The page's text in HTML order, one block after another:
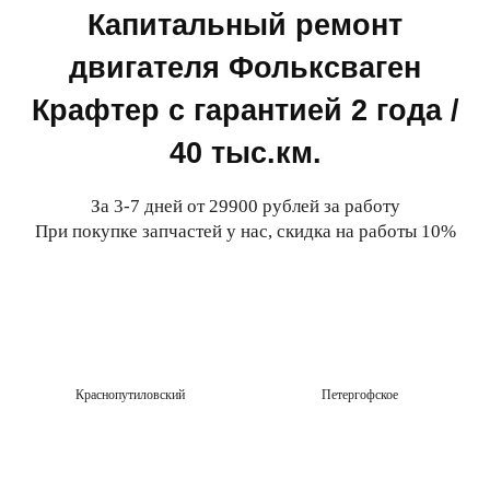
Капитальный ремонт
двигателя Фольксваген
Крафтер с гарантией 2 года /
40 тыс.км.
За 3-7 дней от 29900 рублей за работу
При покупке запчастей у нас, скидка на работы 10%
Краснопутиловский Петергофское